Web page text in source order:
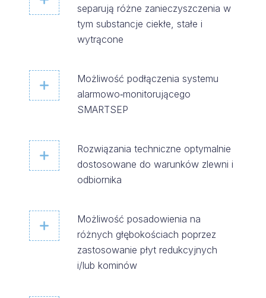
separują różne zanieczyszczenia w
tym substancje ciekłe, stałe i
wytrącone
Możliwość podłączenia systemu
alarmowo‑monitorującego
SMARTSEP
Rozwiązania techniczne optymalnie
dostosowane do warunków zlewni i
odbiornika
Możliwość posadowienia na
różnych głębokościach poprzez
zastosowanie płyt redukcyjnych
i/lub kominów